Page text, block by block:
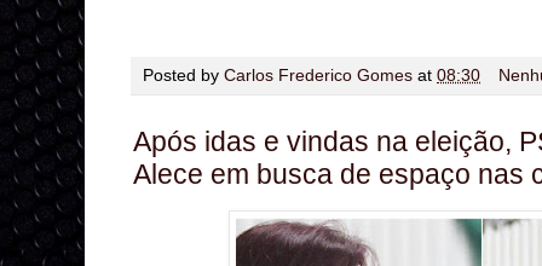
Posted by Carlos Frederico Gomes at 08:30
Após idas e vindas na eleição,
Alece em busca de espaço nas